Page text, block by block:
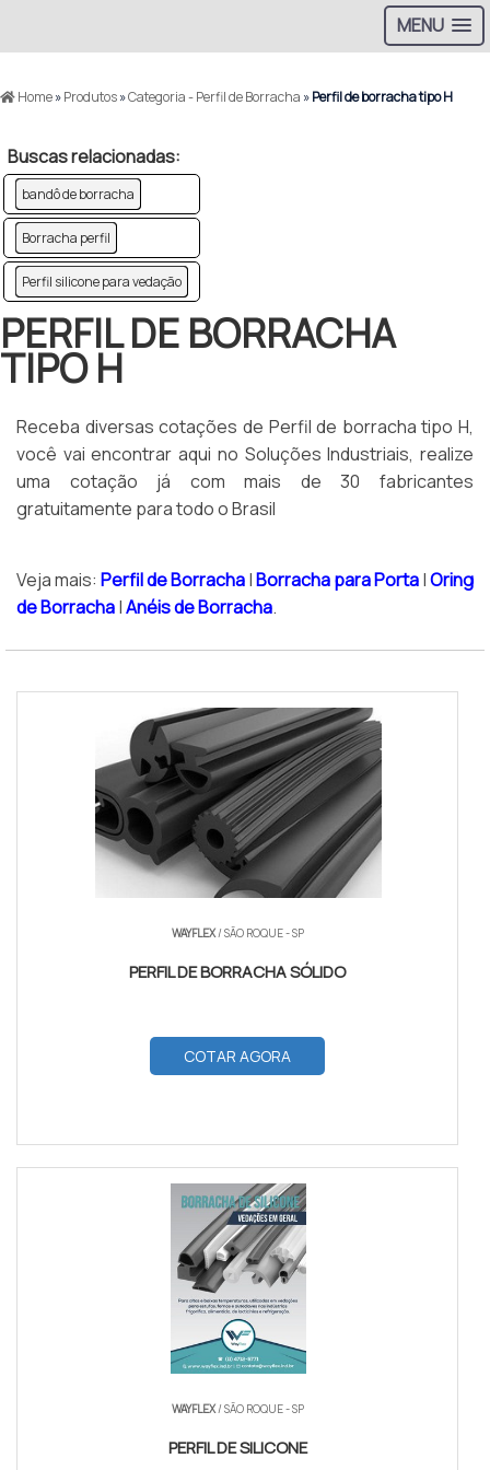
MENU
Home»Produtos»Categoria - Perfil de Borracha »Perfil de borracha tipo H
Buscas relacionadas:
bandô de borracha
Borracha perfil
Perfil silicone para vedação
PERFIL DE BORRACHA
TIPO H
Receba diversas cotações de Perfil de borracha tipo H,
você vai encontrar aqui no Soluções Industriais, realize
uma cotação já com mais de 30 fabricantes
gratuitamente para todo o Brasil
Veja mais: Perfil de Borracha|Borracha para Porta|Oring
de Borracha|Anéis de Borracha.
WAYFLEX/ SÃO ROQUE - SP
PERFIL DE BORRACHA SÓLIDO
COTAR AGORA
WAYFLEX/ SÃO ROQUE - SP
PERFIL DE SILICONE